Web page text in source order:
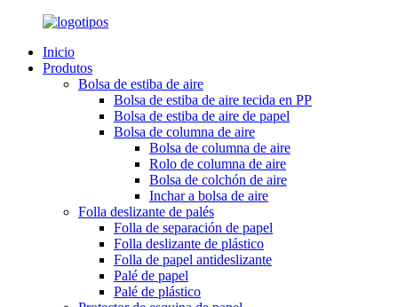
Inicio
Produtos
Bolsa de estiba de aire
Bolsa de estiba de aire tecida en PP
Bolsa de estiba de aire de papel
Bolsa de columna de aire
Bolsa de columna de aire
Rolo de columna de aire
Bolsa de colchón de aire
Inchar a bolsa de aire
Folla deslizante de palés
Folla de separación de papel
Folla deslizante de plástico
Folla de papel antideslizante
Palé de papel
Palé de plástico